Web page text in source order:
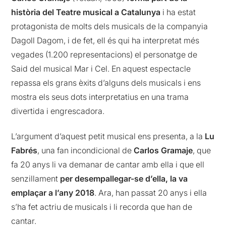
història del Teatre musical a Catalunya i ha estat
protagonista de molts dels musicals de la companyia
Dagoll Dagom, i de fet, ell és qui ha interpretat més
vegades (1.200 representacions) el personatge de
Said del musical Mar i Cel. En aquest espectacle
repassa els grans èxits d’alguns dels musicals i ens
mostra els seus dots interpretatius en una trama
divertida i engrescadora.
L’argument d’aquest petit musical ens presenta, a la Lu
Fabrés, una fan incondicional deCarlos Gramaje, que
fa 20 anys li va demanar de cantar amb ella i que ell
senzillament per desempallegar-se d’ella, la va
emplaçar a l’any 2018. Ara, han passat 20 anys i ella
s’ha fet actriu de musicals i li recorda que han de
cantar.